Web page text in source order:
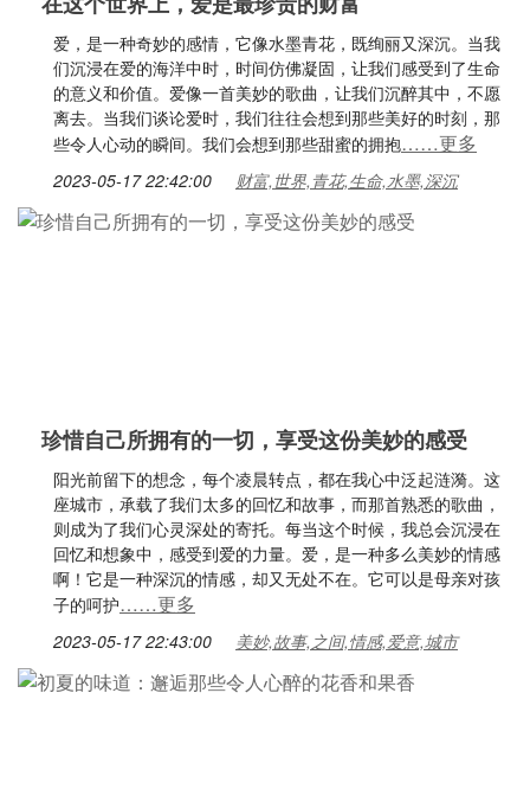
爱，是一种奇妙的感情，它像水墨青花，既绚丽又深沉。当我
们沉浸在爱的海洋中时，时间仿佛凝固，让我们感受到了生命
的意义和价值。爱像一首美妙的歌曲，让我们沉醉其中，不愿
离去。当我们谈论爱时，我们往往会想到那些美好的时刻，那
些令人心动的瞬间。我们会想到那些甜蜜的拥抱……更多
2023-05-17 22:42:00 财富,世界,青花,生命,水墨,深沉
珍惜自己所拥有的一切，享受这份美妙的感受
阳光前留下的想念，每个凌晨转点，都在我心中泛起涟漪。这
座城市，承载了我们太多的回忆和故事，而那首熟悉的歌曲，
则成为了我们心灵深处的寄托。每当这个时候，我总会沉浸在
回忆和想象中，感受到爱的力量。爱，是一种多么美妙的情感
啊！它是一种深沉的情感，却又无处不在。它可以是母亲对孩
子的呵护……更多
2023-05-17 22:43:00 美妙,故事,之间,情感,爱意,城市